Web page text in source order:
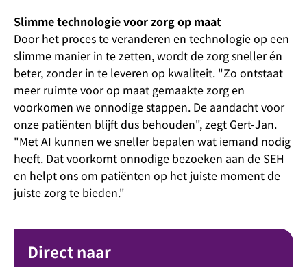
Slimme technologie voor zorg op maat
Door het proces te veranderen en technologie op een
slimme manier in te zetten, wordt de zorg sneller én
beter, zonder in te leveren op kwaliteit. "Zo ontstaat
meer ruimte voor op maat gemaakte zorg en
voorkomen we onnodige stappen. De aandacht voor
onze patiënten blijft dus behouden", zegt Gert-Jan.
"Met AI kunnen we sneller bepalen wat iemand nodig
heeft. Dat voorkomt onnodige bezoeken aan de SEH
en helpt ons om patiënten op het juiste moment de
juiste zorg te bieden."
Direct naar